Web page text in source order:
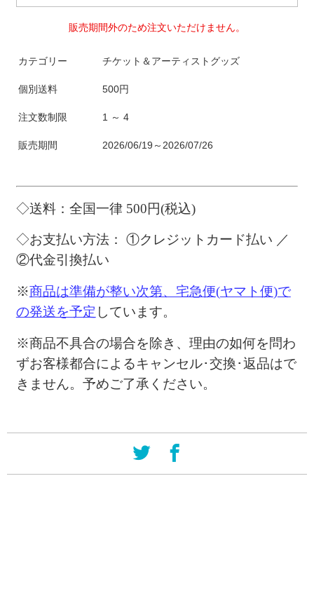
販売期間外のため注文いただけません。
カテゴリー チケット＆アーティストグッズ
個別送料 500円
注文数制限 1 ～ 4
販売期間 2026/06/19～2026/07/26
◇送料：全国一律500円(税込)
◇お支払い方法： ①クレジットカード払い ／
②代金引換払い
※商品は準備が整い次第、宅急便(ヤマト便)で
の発送を予定 しています。
※商品不具合の場合を除き、理由の如何を問わ
ずお客様都合によるキャンセル･交換･返品はで
きません。予めご了承ください。